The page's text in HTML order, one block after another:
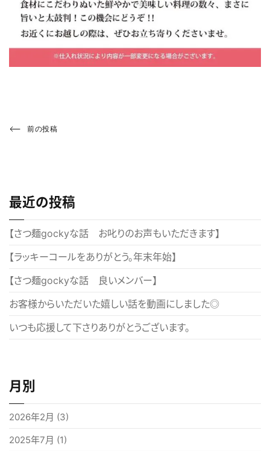
投
ゲ
ー
ン
Previous
前の投稿
最近の投稿
【さつ麺gockyな話 お叱りのお声もいただきます】
【ラッキーコールをありがとう。年末年始】
【さつ麺gockyな話 良いメンバー】
お客様からいただいた嬉しい話を動画にしました◎
いつも応援して下さりありがとうございます。
月別
2026年2月 (3)
2025年7月 (1)